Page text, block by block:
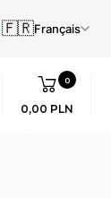
🇫🇷Français
0
0,00 PLN